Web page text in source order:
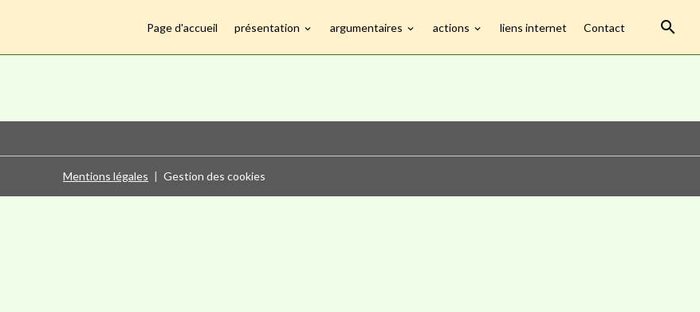
Page d'accueil présentation argumentaires actions liens internet Contact
Mentions légales Gestion des cookies